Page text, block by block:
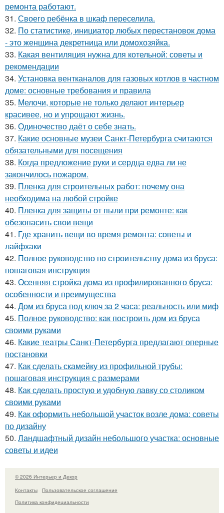
ремонта работают.
31. Своего ребёнка в шкаф переселила.
32. По статистике, инициатор любых перестановок дома
- это женщина декретница или домохозяйка.
33. Какая вентиляция нужна для котельной: советы и
рекомендации
34. Установка вентканалов для газовых котлов в частном
доме: основные требования и правила
35. Мелочи, которые не только делают интерьер
красивее, но и упрощают жизнь.
36. Одиночество даёт о себе знать.
37. Какие основные музеи Санкт-Петербурга считаются
обязательными для посещения
38. Когда предложение руки и сердца едва ли не
закончилось пожаром.
39. Пленка для строительных работ: почему она
необходима на любой стройке
40. Пленка для защиты от пыли при ремонте: как
обезопасить свои вещи
41. Где хранить вещи во время ремонта: советы и
лайфхаки
42. Полное руководство по строительству дома из бруса:
пошаговая инструкция
43. Осенняя стройка дома из профилированного бруса:
особенности и преимущества
44. Дом из бруса под ключ за 2 часа: реальность или миф
45. Полное руководство: как построить дом из бруса
своими руками
46. Какие театры Санкт-Петербурга предлагают оперные
постановки
47. Как сделать скамейку из профильной трубы:
пошаговая инструкция с размерами
48. Как сделать простую и удобную лавку со столиком
своими руками
49. Как оформить небольшой участок возле дома: советы
по дизайну
50. Ландшафтный дизайн небольшого участка: основные
советы и идеи
© 2026 Интерьер и Декор
Контакты
Пользовательское соглашение
Политика конфидециальности